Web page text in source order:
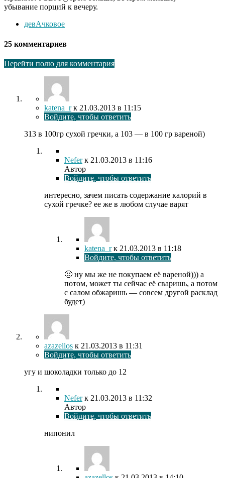
убывание порций к вечеру.
девАчковое
25 комментариев
Перейти полю для комментария
katena_rк 21.03.2013 в 11:15
Войдите, чтобы ответить
313 в 100гр сухой гречки, а 103 — в 100 гр вареной)
Neferк 21.03.2013 в 11:16
Автор
Войдите, чтобы ответить
интересно, зачем писать содержание калорий в
сухой гречке? ее же в любом случае варят
katena_rк 21.03.2013 в 11:18
Войдите, чтобы ответить
🙂 ну мы же не покупаем её вареной))) а
потом, может ты сейчас её сваришь, а потом
с салом обжаришь — совсем другой расклад
будет)
azazellos к 21.03.2013 в 11:31
Войдите, чтобы ответить
угу и шоколадки только до 12
Neferк 21.03.2013 в 11:32
Автор
Войдите, чтобы ответить
нипонил